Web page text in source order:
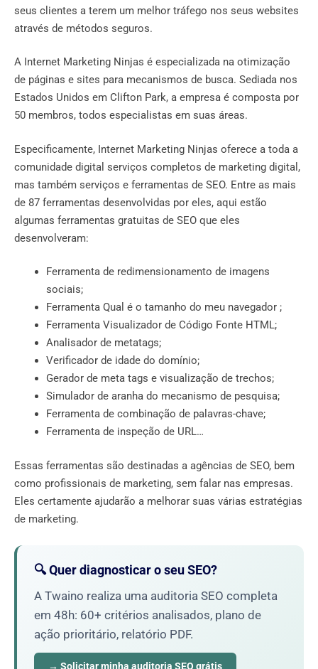
seus clientes a terem um melhor tráfego nos seus websites
através de métodos seguros.
A Internet Marketing Ninjas é especializada na otimização
de páginas e sites para mecanismos de busca. Sediada nos
Estados Unidos em Clifton Park, a empresa é composta por
50 membros, todos especialistas em suas áreas.
Especificamente, Internet Marketing Ninjas oferece a toda a
comunidade digital serviços completos de marketing digital,
mas também serviços e ferramentas de SEO. Entre as mais
de 87 ferramentas desenvolvidas por eles, aqui estão
algumas ferramentas gratuitas de SEO que eles
desenvolveram:
Ferramenta de redimensionamento de imagens
sociais;
Ferramenta Qual é o tamanho do meu navegador ;
Ferramenta Visualizador de Código Fonte HTML;
Analisador de metatags;
Verificador de idade do domínio;
Gerador de meta tags e visualização de trechos;
Simulador de aranha do mecanismo de pesquisa;
Ferramenta de combinação de palavras-chave;
Ferramenta de inspeção de URL…
Essas ferramentas são destinadas a agências de SEO, bem
como profissionais de marketing, sem falar nas empresas.
Eles certamente ajudarão a melhorar suas várias estratégias
de marketing.
🔍 Quer diagnosticar o seu SEO?
A Twaino realiza uma auditoria SEO completa
em 48h: 60+ critérios analisados, plano de
ação prioritário, relatório PDF.
→ Solicitar minha auditoria SEO grátis